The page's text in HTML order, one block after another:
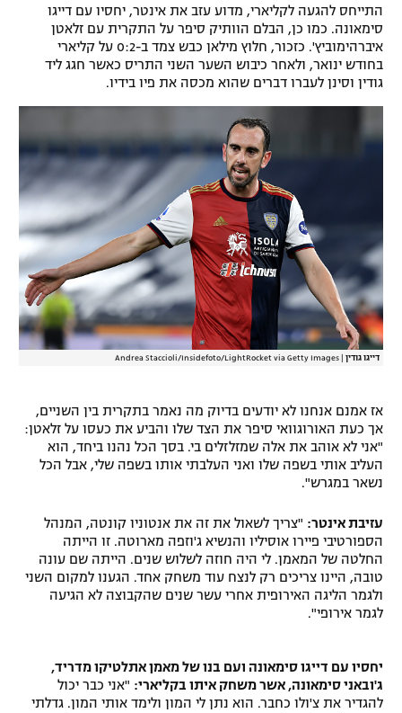
רשיון להקרנה פומבית לבית עסק
הצטרפות לחבילת הערוצים
לוח דרושים – ג'ובנט
התייחס להגעה לקליארי, מדוע עזב את אינטר, יחסיו עם דייגו
סימאונה. כמו כן, הבלם הוותיק סיפר על התקרית עם זלאטן
איברהימוביץ'. כזכור, חלוץ מילאן כבש צמד ב-0:2 על קליארי
בחודש ינואר, ולאחר כיבוש השער השני התריס כאשר חגג ליד
גודין וסינן לעברו דברים שהוא מכסה את פיו בידיו.
דייגו גודין Andrea Staccioli/Insidefoto/LightRocket via Getty Images
אז אמנם אנחנו לא יודעים בדיוק מה נאמר בתקרית בין השניים,
אך כעת האורוגוואי סיפר את הצד שלו והביע את כעסו על זלאטן:
"אני לא אוהב את אלה שמזלזלים בי. בסך הכל נהנו ביחד, הוא
העליב אותי בשפה שלו ואני העלבתי אותו בשפה שלי, אבל הכל
נשאר במגרש".
עזיבת אינטר: "צריך לשאול את זה את אנטוניו קונטה, המנהל
הספורטיבי פיירו אוסיליו והנשיא ג'וזפה מארוטה. זו הייתה
החלטה של המאמן. לי היה חוזה לשלוש שנים. הייתה שם עונה
טובה, היינו צריכים רק לנצח עוד משחק אחד. הגענו למקום השני
ולגמר הליגה האירופית אחרי עשר שנים שהקבוצה לא הגיעה
לגמר אירופי".
יחסיו עם דייגו סימאונה ועם בנו של מאמן אתלטיקו מדריד,
ג'ובאני סימאונה, אשר משחק איתו בקליארי: "אני כבר יכול
להגדיר את צ'ולו כחבר. הוא נתן לי המון ולימד אותי המון. גדלתי